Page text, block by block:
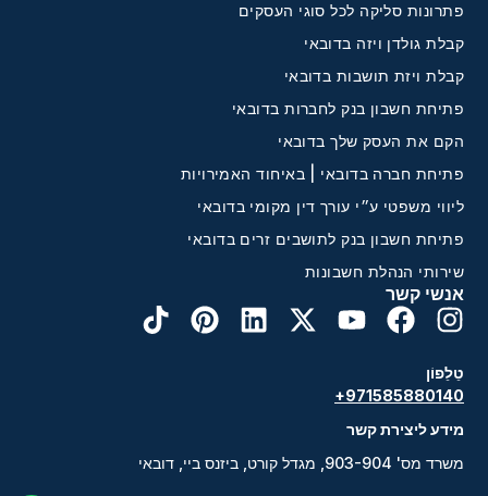
אנשי קשר
טֵלֵפוֹן
+971585880140
מידע ליצירת קשר
משרד מס' 903-904, מגדל קורט, ביזנס ביי, דובאי
פתרונות סליקה לכל סוגי העסקים
קבלת גולדן ויזה בדובאי
קבלת ויזת תושבות בדובאי
פתיחת חשבון בנק לחברות בדובאי
הקם את העסק שלך בדובאי
פתיחת חברה בדובאי | באיחוד האמירויות
ליווי משפטי ע״י עורך דין מקומי בדובאי
פתיחת חשבון בנק לתושבים זרים בדובאי
שירותי הנהלת חשבונות